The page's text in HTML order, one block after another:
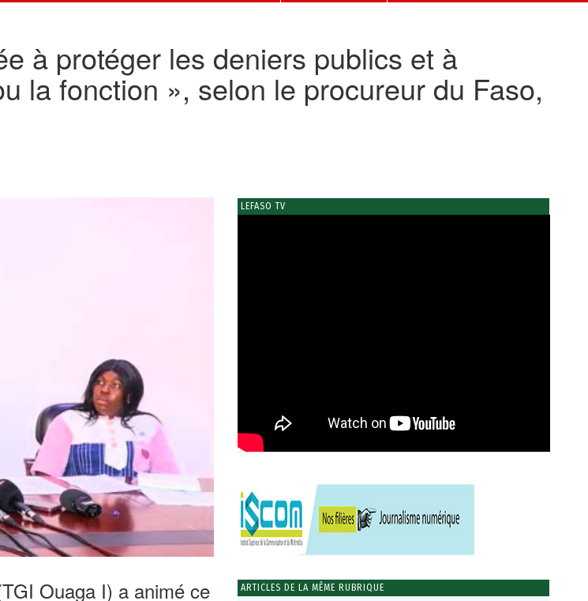
à protéger les deniers publics et à
la fonction », selon le procureur du Faso,
Ouaga I) a animé ce
LEFASO TV
ARTICLES DE LA MÊME RUBRIQUE